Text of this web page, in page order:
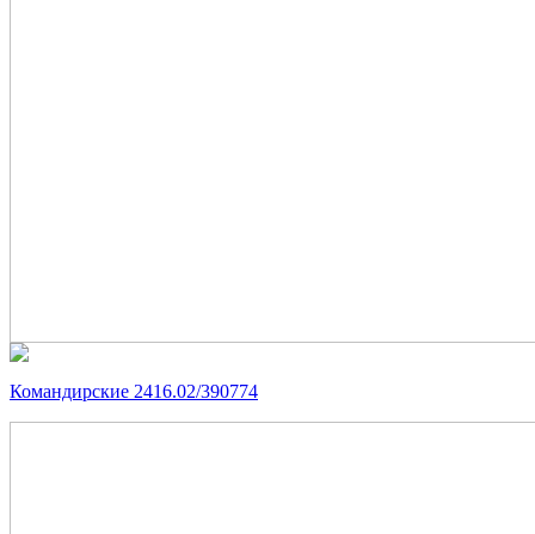
Командирские 2416.02/390774